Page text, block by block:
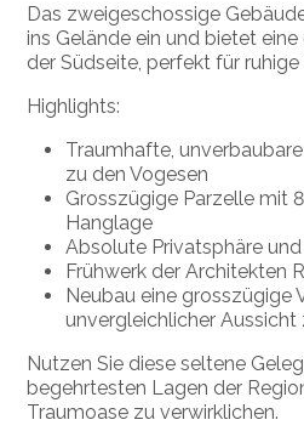
Das zweigeschossige
ins Gelände ein und bietet
der Südseite, perfekt für ruhige
Highlights:
Traumhafte,
zu den Vogesen
Grosszügige Parzelle mit
Hanglage
Absolute Privatsphäre
Frühwerk der Architekten
Neubau eine grosszügige
unvergleichlicher Aussicht
Nutzen Sie diese seltene
begehrtesten Lagen der
Traumoase zu verwirklichen.